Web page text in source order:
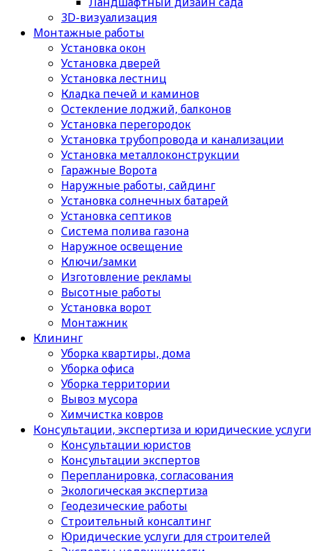
3D-визуализация
Монтажные работы
Установка окон
Установка дверей
Установка лестниц
Кладка печей и каминов
Остекление лоджий, балконов
Установка перегородок
Установка трубопровода и канализации
Установка металлоконструкции
Гаражные Ворота
Наружные работы, сайдинг
Установка солнечных батарей
Установка септиков
Cистема полива газона
Наружное освещение
Ключи/замки
Изготовление рекламы
Высотные работы
Установка ворот
Монтажник
Клининг
Уборка квартиры, дома
Уборка офиса
Уборка территории
Вывоз мусора
Химчистка ковров
Консультации, экспертиза и юридические услуги
Консультации юристов
Консультации экспертов
Перепланировка, согласования
Экологическая экспертиза
Геодезические работы
Строительный консалтинг
Юридические услуги для строителей